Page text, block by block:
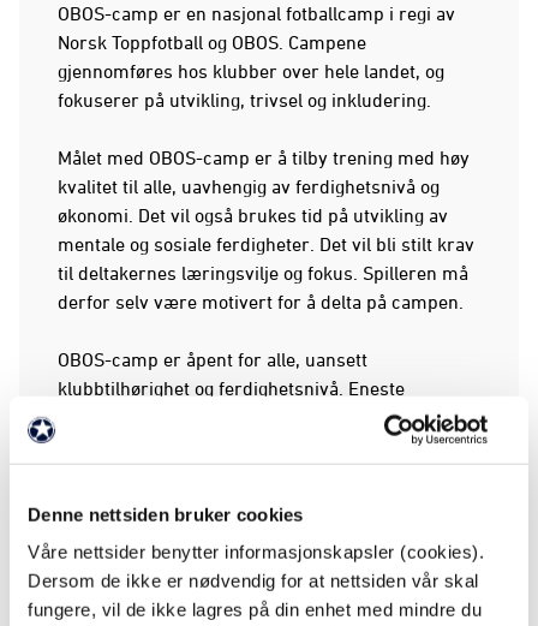
Denne nettsiden bruker cookies
Våre nettsider benytter informasjonskapsler (cookies).
Dersom de ikke er nødvendig for at nettsiden vår skal
fungere, vil de ikke lagres på din enhet med mindre du
OBOS-camp er en nasjonal fotballcamp i regi av
Norsk Toppfotball og OBOS. Campene
gjennomføres hos klubber over hele landet, og
fokuserer på utvikling, trivsel og inkludering.
Målet med OBOS-camp er å tilby trening med høy
kvalitet til alle, uavhengig av ferdighetsnivå og
økonomi. Det vil også brukes tid på utvikling av
mentale og sosiale ferdigheter. Det vil bli stilt krav
til deltakernes læringsvilje og fokus. Spilleren må
derfor selv være motivert for å delta på campen.
OBOS-camp er åpent for alle, uansett
klubbtilhørighet og ferdighetsnivå. Eneste
forutsetning for påmelding er vilje til og ønske om
Trenere på campen vil være fra akademiet til
Praktisk info: